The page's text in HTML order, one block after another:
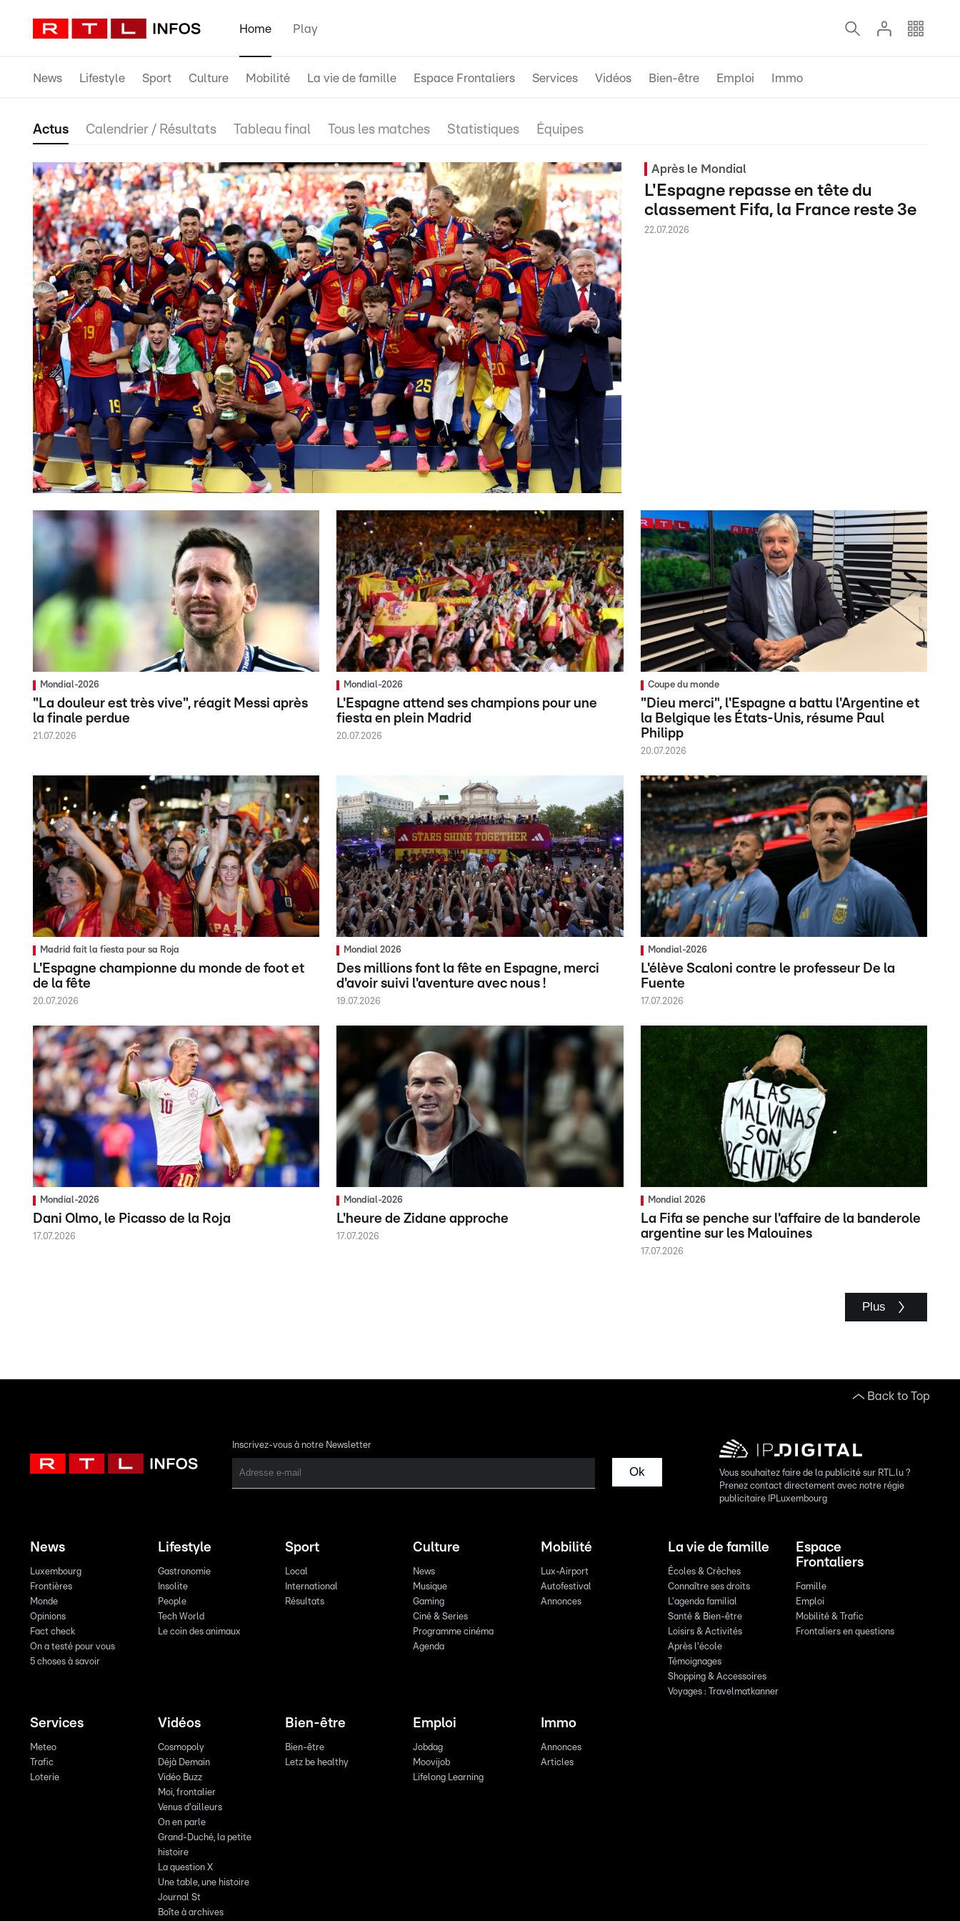
Home Play
News Lifestyle Sport Culture Mobilité La vie de famille Espace Frontaliers Services Vidéos Bien-être Emploi Immo
Actus Calendrier / Résultats Tableau final Tous les matches Statistiques Équipes
Après le Mondial
L'Espagne repasse en tête du
classement Fifa, la France reste 3e
22.07.2026
Mondial-2026
"La douleur est très vive", réagit Messi après
la finale perdue
21.07.2026
Mondial-2026
L'Espagne attend ses champions pour une
fiesta en plein Madrid
20.07.2026
Coupe du monde
"Dieu merci", l'Espagne a battu l'Argentine et
la Belgique les États-Unis, résume Paul
Philipp
20.07.2026
Madrid fait la fiesta pour sa Roja
L'Espagne championne du monde de foot et
de la fête
20.07.2026
Mondial 2026
Des millions font la fête en Espagne, merci
d'avoir suivi l'aventure avec nous !
19.07.2026
Mondial-2026
L'élève Scaloni contre le professeur De la
Fuente
17.07.2026
Mondial-2026
Dani Olmo, le Picasso de la Roja
17.07.2026
Mondial-2026
L'heure de Zidane approche
17.07.2026
Mondial 2026
La Fifa se penche sur l'affaire de la banderole
argentine sur les Malouines
17.07.2026
Plus
Back to Top
Inscrivez-vous à notre Newsletter
Ok
Vous souhaitez faire de la publicité sur RTL.lu ?
Prenez contact directement avec notre régie
publicitaire IPLuxembourg
News
Luxembourg
Frontières
Monde
Opinions
Fact check
On a testé pour vous
5 choses à savoir
Lifestyle
Gastronomie
Insolite
People
Tech World
Le coin des animaux
Sport
Local
International
Résultats
Culture
News
Musique
Gaming
Ciné & Series
Programme cinéma
Agenda
Mobilité
Lux-Airport
Autofestival
Annonces
La vie de famille
Écoles & Crèches
Connaître ses droits
L'agenda familial
Santé & Bien-être
Loisirs & Activités
Après l'école
Témoignages
Shopping & Accessoires
Voyages : Travelmatkanner
Espace
Frontaliers
Famille
Emploi
Mobilité & Trafic
Frontaliers en questions
Services
Meteo
Trafic
Loterie
Vidéos
Cosmopoly
Déjà Demain
Vidéo Buzz
Moi, frontalier
Venus d'ailleurs
On en parle
Grand-Duché, la petite
histoire
La question X
Une table, une histoire
Journal St
Boîte à archives
Bien-être
Bien-être
Letz be healthy
Emploi
Jobdag
Moovijob
Lifelong Learning
Immo
Annonces
Articles